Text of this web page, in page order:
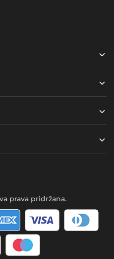
prava pridržana.
Dodaj u košaricu